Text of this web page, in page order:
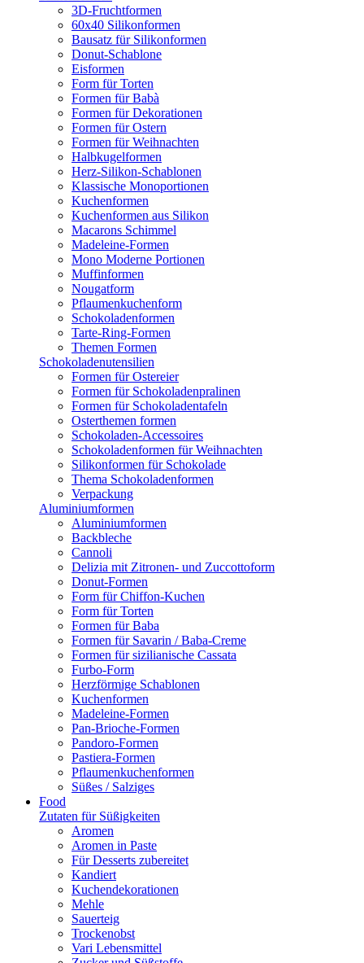
3D-Fruchtformen
60x40 Silikonformen
Bausatz für Silikonformen
Donut-Schablone
Eisformen
Form für Torten
Formen für Babà
Formen für Dekorationen
Formen für Ostern
Formen für Weihnachten
Halbkugelformen
Herz-Silikon-Schablonen
Klassische Monoportionen
Kuchenformen
Kuchenformen aus Silikon
Macarons Schimmel
Madeleine-Formen
Mono Moderne Portionen
Muffinformen
Nougatform
Pflaumenkuchenform
Schokoladenformen
Tarte-Ring-Formen
Themen Formen
Schokoladenutensilien
Formen für Ostereier
Formen für Schokoladenpralinen
Formen für Schokoladentafeln
Osterthemen formen
Schokoladen-Accessoires
Schokoladenformen für Weihnachten
Silikonformen für Schokolade
Thema Schokoladenformen
Verpackung
Aluminiumformen
Aluminiumformen
Backbleche
Cannoli
Delizia mit Zitronen- und Zuccottoform
Donut-Formen
Form für Chiffon-Kuchen
Form für Torten
Formen für Baba
Formen für Savarin / Baba-Creme
Formen für sizilianische Cassata
Furbo-Form
Herzförmige Schablonen
Kuchenformen
Madeleine-Formen
Pan-Brioche-Formen
Pandoro-Formen
Pastiera-Formen
Pflaumenkuchenformen
Süßes / Salziges
Food
Zutaten für Süßigkeiten
Aromen
Aromen in Paste
Für Desserts zubereitet
Kandiert
Kuchendekorationen
Mehle
Sauerteig
Trockenobst
Vari Lebensmittel